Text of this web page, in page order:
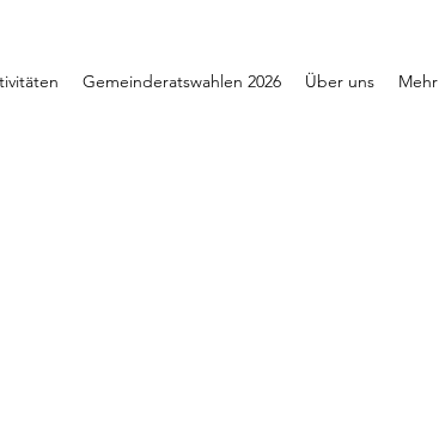
Gemeinderatswahlen 2026 Über uns Mehr